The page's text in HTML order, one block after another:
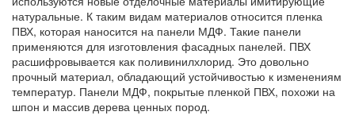
натуральные. К таким видам материалов относится пленка
ПВХ, которая наносится на панели МДФ. Такие панели
применяются для изготовления фасадных панелей. ПВХ
расшифровывается как поливинилхлорид. Это довольно
прочный материал, обладающий устойчивостью к изменениям
температур. Панели МДФ, покрытые пленкой ПВХ, похожи на
шпон и массив дерева ценных пород.